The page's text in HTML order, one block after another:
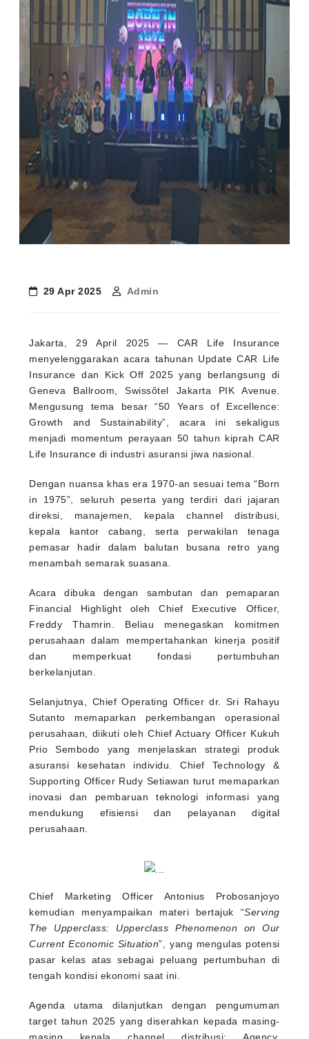
29 Apr 2025 Admin
Jakarta, 29 April 2025 — CAR Life Insurance
menyelenggarakan acara tahunan Update CAR Life
Insurance dan Kick Off 2025 yang berlangsung di
Geneva Ballroom, Swissôtel Jakarta PIK Avenue.
Mengusung tema besar “50 Years of Excellence:
Growth and Sustainability”, acara ini sekaligus
menjadi momentum perayaan 50 tahun kiprah CAR
Life Insurance di industri asuransi jiwa nasional.
Dengan nuansa khas era 1970-an sesuai tema “Born
in 1975”, seluruh peserta yang terdiri dari jajaran
direksi, manajemen, kepala channel distribusi,
kepala kantor cabang, serta perwakilan tenaga
pemasar hadir dalam balutan busana retro yang
menambah semarak suasana.
Acara dibuka dengan sambutan dan pemaparan
Financial Highlight oleh Chief Executive Officer,
Freddy Thamrin. Beliau menegaskan komitmen
perusahaan dalam mempertahankan kinerja positif
dan memperkuat fondasi pertumbuhan
berkelanjutan.
Selanjutnya, Chief Operating Officer dr. Sri Rahayu
Sutanto memaparkan perkembangan operasional
perusahaan, diikuti oleh Chief Actuary Officer Kukuh
Prio Sembodo yang menjelaskan strategi produk
asuransi kesehatan individu. Chief Technology &
Supporting Officer Rudy Setiawan turut memaparkan
inovasi dan pembaruan teknologi informasi yang
mendukung efisiensi dan pelayanan digital
perusahaan.
Chief Marketing Officer Antonius Probosanjoyo
kemudian menyampaikan materi bertajuk “Serving
The Upperclass: Upperclass Phenomenon on Our
Current Economic Situation”, yang mengulas potensi
pasar kelas atas sebagai peluang pertumbuhan di
tengah kondisi ekonomi saat ini.
Agenda utama dilanjutkan dengan pengumuman
target tahun 2025 yang diserahkan kepada masing-
masing kepala channel distribusi: Agency,